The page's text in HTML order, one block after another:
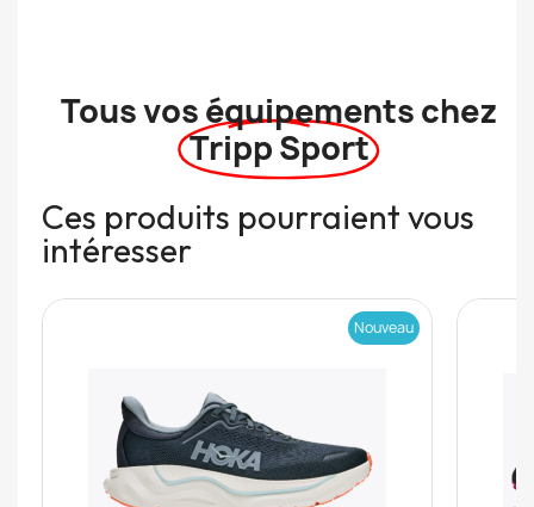
Tous vos équipements chez
Tripp Sport
Ces produits pourraient vous
intéresser
Nouveau